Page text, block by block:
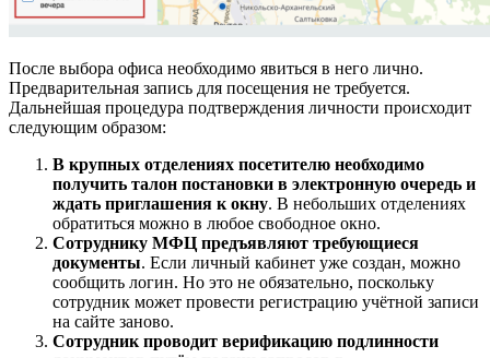
После выбора офиса необходимо явиться в него лично.
Предварительная запись для посещения не требуется.
Дальнейшая процедура подтверждения личности происходит
следующим образом:
В крупных отделениях посетителю необходимо
получить талон постановки в электронную очередь и
ждать приглашения к окну. В небольших отделениях
обратиться можно в любое свободное окно.
Сотруднику МФЦ предъявляют требующиеся
документы. Если личный кабинет уже создан, можно
сообщить логин. Но это не обязательно, поскольку
сотрудник может провести регистрацию учётной записи
на сайте заново.
Сотрудник проводит верификацию подлинности